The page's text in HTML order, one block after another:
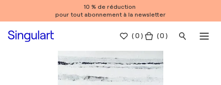
10 % de réduction
pour tout abonnement à la newsletter
(0 ) ( 0 )